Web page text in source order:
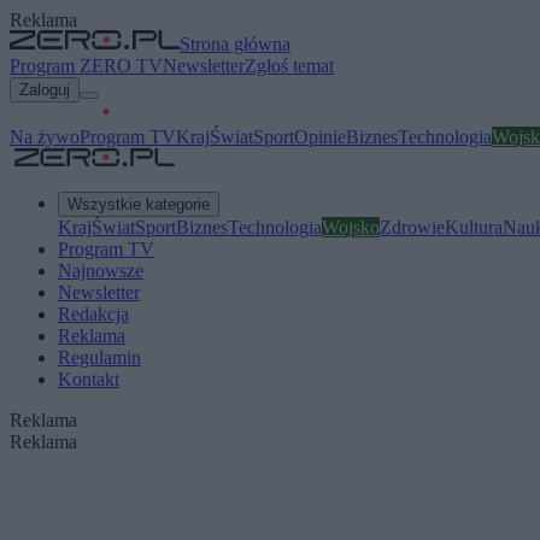
Reklama
Strona główna
Program ZERO TVNewsletterZgłoś temat
Zaloguj
Na żywoProgram TVKrajŚwiatSportOpinieBiznesTechnologia
Wszystkie kategorie
KrajŚwiatSportBiznesTechnologiaWojskoZdrowieKultura
Program TV
Najnowsze
Newsletter
Redakcja
Reklama
Regulamin
Kontakt
Reklama
Reklama